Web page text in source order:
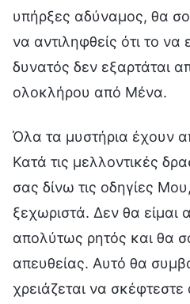
υπήρξες αδύναμος, θα
να αντιληφθείς ότι το να
δυνατός δεν εξαρτάται
ολοκλήρου από Μένα.
Όλα τα μυστήρια έχουν
Κατά τις μελλοντικές
σας δίνω τις οδηγίες
ξεχωριστά. Δεν θα είμαι
απολύτως ρητός και θα
απευθείας. Αυτό θα
χρειάζεται να